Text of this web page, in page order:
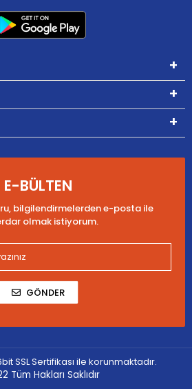
E-BÜLTEN
bilgilendirmelerden e-posta ile
olmak istiyorum.
GÖNDER
SSL Sertifikası ile korunmaktadır.
Tüm Hakları Saklıdır